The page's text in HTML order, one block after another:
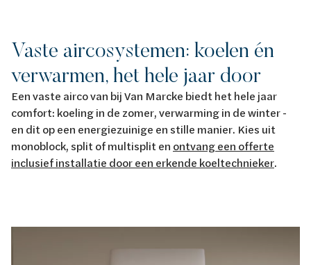
Vaste aircosystemen: koelen én
verwarmen, het hele jaar door
Een vaste airco van bij Van Marcke biedt het hele jaar
comfort: koeling in de zomer, verwarming in de winter -
en dit op een energiezuinige en stille manier. Kies uit
monoblock, split of multisplit en ontvang een offerte
inclusief installatie door een erkende koeltechnieker.